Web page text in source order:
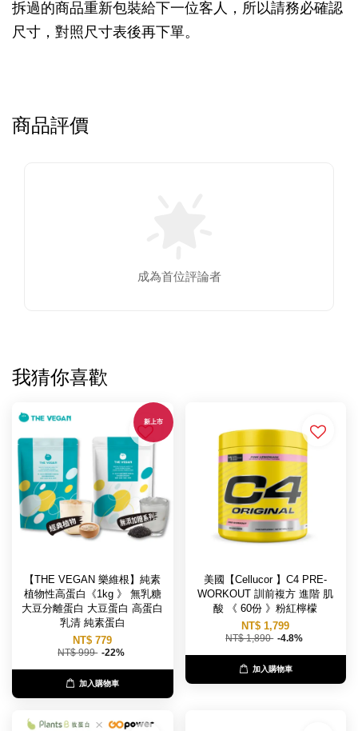
拆過的商品重新包裝給下一位客人，所以請務必確認
尺寸，對照尺寸表後再下單。
商品評價
成為首位評論者
我猜你喜歡
新上市
【THE VEGAN 樂維根】純素
植物性高蛋白《1kg 》 無乳糖
大豆分離蛋白 大豆蛋白 高蛋白
乳清 純素蛋白
NT$ 779
NT$ 999 -22%
加入購物車
美國【Cellucor 】C4 PRE-
WORKOUT 訓前複方 進階 肌
酸 《 60份 》粉紅檸檬
NT$ 1,799
NT$ 1,890 -4.8%
加入購物車